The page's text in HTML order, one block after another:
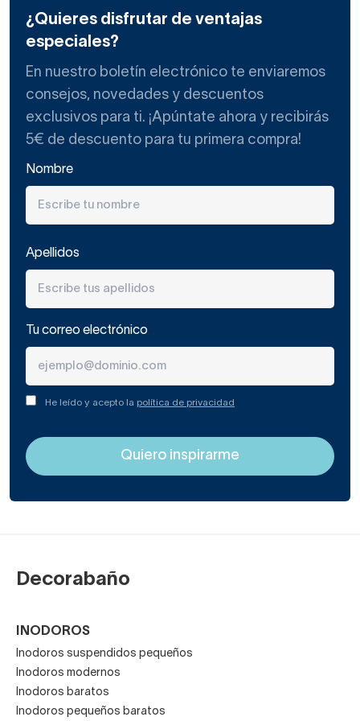
¿Quieres disfrutar de ventajas
especiales?
En nuestro boletín electrónico te enviaremos
consejos, novedades y descuentos
exclusivos para ti. ¡Apúntate ahora y recibirás
5€ de descuento para tu primera compra!
Nombre
Apellidos
Tu correo electrónico
He leído y acepto la política de privacidad
Decorabaño
INODOROS
Inodoros suspendidos pequeños
Inodoros modernos
Inodoros baratos
Inodoros pequeños baratos